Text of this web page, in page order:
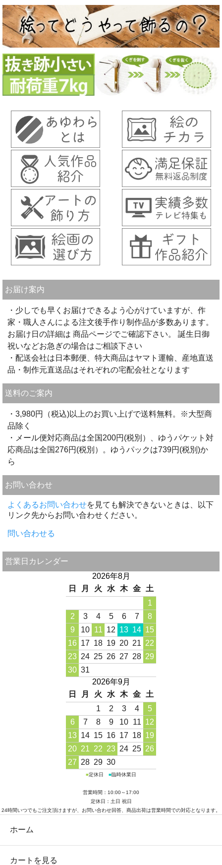
お届け案内
・少しでも早くお届けできるよう心がけていますが、作
家・職人さんによる注文後手作り制作品が多数あります。
お届け日の詳細は 商品ページでご確認下さい。 誕生日御
祝いなどお急ぎの場合はご相談下さい
・配送会社は日本郵便、特大商品はヤマト運輸、産地直送
品・制作元直送品はそれぞれの宅配会社となります
送料のご案内
・3,980円（税込)以上のお買い上げで送料無料。※大型商
品除く
・メール便対応商品は全国200円(税別）、ゆうパケット対
応商品は全国276円(税別）。ゆうパックは739円(税別)か
ら
お問い合わせ
よくあるお問い合わせを見ても解決できないときは、以下
リンク先からお問い合わせください。
問い合わせる
営業日カレンダー
2026年8月
日
月 火 水 木 金
土
1
2
3 4 5 6 7
8
9
10 11 12 13 14 15
16 17 18 19 20 21 22
23 24 25 26 27 28 29
30 31
2026年9月
日
月 火 水 木 金
土
1
2 3 4
5
6
7 8 9 10 11 12
13 14 15 16 17 18 19
20 21 22 23 24 25 26
27 28 29 30
■定休日 ■臨時休業日
営業時間：10:00～17:00
定休日：土日 祝日
24時間いつでもご注文頂けますが、お問い合わせ回答、商品出荷は営業時間での対応となります。
ホーム
カートを見る